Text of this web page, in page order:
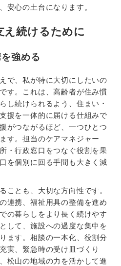
安心の土台になります。
え続けるために
強める
で、私が特に大切にしたいの
す。これは、高齢者が住み慣
し続けられるよう、住まい・
援を一体的に届ける仕組みで
がつながるほど、一つひとつ
す。担当のケアマネジャー
・行政窓口をつなぐ役割を果
を個別に回る手間も大きく減
ことも、大切な方向性です。
連携、福祉用具の整備を進め
の暮らしをより長く続けやす
して、施設への過度な集中を
ます。相談の一本化、役割分
実、緊急時の受け皿づくり
山の地域の力を活かして進